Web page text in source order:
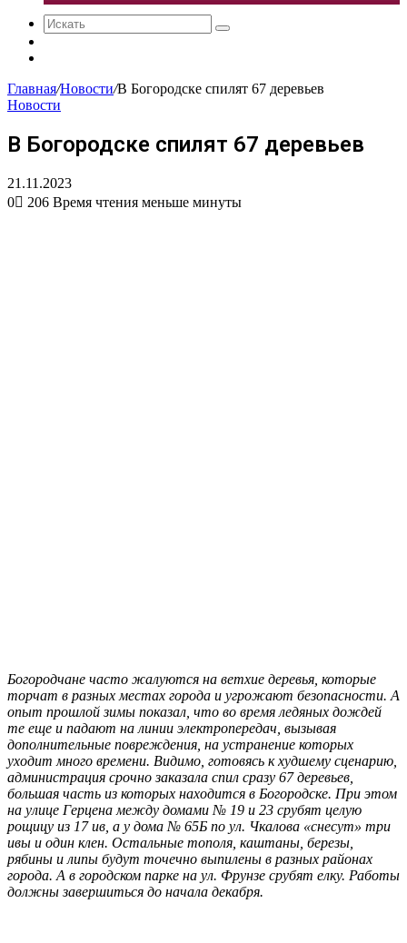
Искать
Главная/Новости/В Богородске спилят 67 деревьев
Новости
В Богородске спилят 67 деревьев
21.11.2023
0
206 Время чтения меньше минуты
Богородчане часто жалуются на ветхие деревья, которые
торчат в разных местах города и угрожают безопасности. А
опыт прошлой зимы показал, что во время ледяных дождей
те еще и падают на линии электропередач, вызывая
дополнительные повреждения, на устранение которых
уходит много времени. Видимо, готовясь к худшему сценарию,
администрация срочно заказала спил сразу 67 деревьев,
большая часть из которых находится в Богородске. При этом
на улице Герцена между домами № 19 и 23 срубят целую
рощицу из 17 ив, а у дома № 65Б по ул. Чкалова «снесут» три
ивы и один клен. Остальные тополя, каштаны, березы,
рябины и липы будут точечно выпилены в разных районах
города. А в городском парке на ул. Фрунзе срубят елку. Работы
должны завершиться до начала декабря.